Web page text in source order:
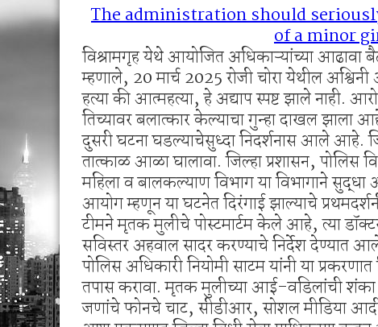
The administration should
of a minor
विश्रामगृह येथे आयोजित अधिकाऱ्यांच्या आढावा
म्हणाले, 20 मार्च 2025 रोजी चोरा येथील
हत्या की आत्महत्या, हे अद्याप स्पष्ट झाले नाही.
तिच्यावर बलात्कार केल्याचा गुन्हा दाखल झाला
दुसरी घटना घडल्याचेसुध्दा निदर्शनास आले आहे.
तात्काळ आळा घालावा. जिल्हा प्रशासन, पोलिस
महिला व बालकल्याण विभाग या विभागाने सुद्धा
आयोग म्हणून या घटनेत दिरंगाई झाल्याचे
टीमने मृतक मुलीचे पोस्टमार्टम केले आहे, त्या
सविस्तर अहवाल सादर करण्याचे निर्देश देण्यात
पोलिस अधिकारी नियोमी साटम यांनी या
तपास करावा. मृतक मुलीच्या आई-वडिलांची
जणांचे फोनचे चाट, सीडीआर, सोशल मीडिया